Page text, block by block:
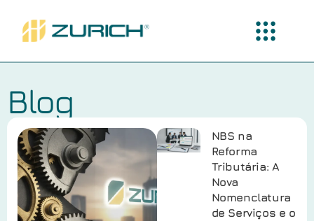
Blog
NBS na
Reforma
Tributária: A
Nova
Nomenclatura
de Serviços e o